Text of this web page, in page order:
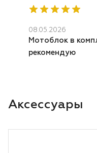
08.05.2026
Мотоблок в
рекомендую
Аксессуары